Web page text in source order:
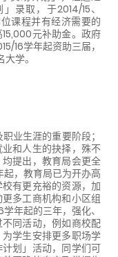
录取，于2014/15、
课程并有经济需要的
元补助金。政府
16学年起资助三届，
学。
业生涯的重要阶段；
和人生的抉择，殊不
提出，教育局会更全
，教育局已为开办高
有更充裕的资源，加
多工商机构和小区组
年起的三年，强化、
同活动，例如商校配
学生安排更多职场学
划」活动，同学们可